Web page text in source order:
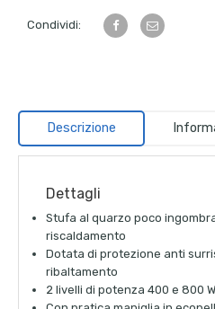
Condividi:
Descrizione
Dettagli
Stufa al quarzo poco
riscaldamento
Dotata di protezione anti
ribaltamento
2 livelli di potenza 400 e 800